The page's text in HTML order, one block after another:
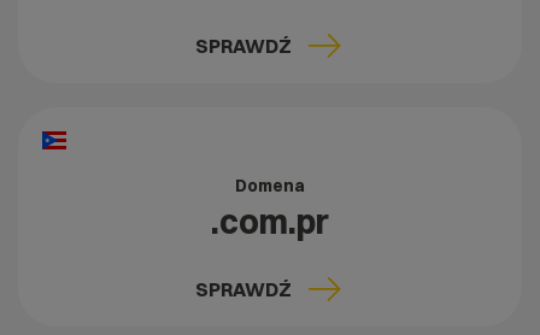
SPRAWDŹ
Domena
.com.pr
SPRAWDŹ